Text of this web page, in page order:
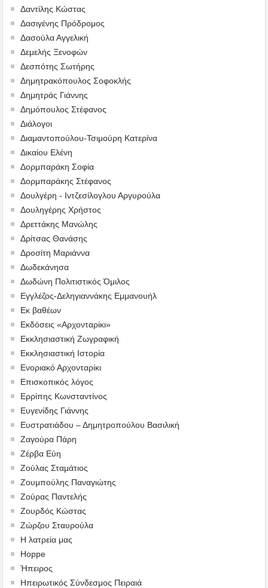
Δαντίλης Κώστας
Δασιγένης Πρόδρομος
Δασούλα Αγγελική
Δεμελής Ξενοφών
Δεσπότης Σωτήρης
Δημητρακόπουλος Σοφοκλής
Δημητράς Γιάννης
Δημόπουλος Στέφανος
Διάλογοι
Διαμαντοπούλου-Τσιμούρη Κατερίνα
Δικαίου Ελένη
Δορμπαράκη Σοφία
Δορμπαράκης Στέφανος
Δουλγέρη - Ιντζεσίλογλου Αργυρούλα
Δουληγέρης Χρήστος
Δρεττάκης Μανώλης
Δρίτσας Θανάσης
Δροσίτη Μαριάννα
Δωδεκάνησα
Δωδώνη Πολιτιστικός Όμιλος
Εγγλέζος-Δεληγιαννάκης Εμμανουήλ
Εκ βαθέων
Εκδόσεις «Αρχονταρίκι»
Εκκλησιαστική Ζωγραφική
Εκκλησιαστική Ιστορία
Ενοριακό Αρχονταρίκι
Επισκοπικός λόγος
Ερρίπης Κωνσταντίνος
Ευγενίδης Γιάννης
Ευστρατιάδου – Δημητροπούλου Βασιλική
Ζαγούρα Πάρη
Ζέρβα Εύη
Ζούλας Σταμάτιος
Ζουμπούλης Παναγιώτης
Ζούρας Παντελής
Ζουρδός Κώστας
Ζώρζου Σταυρούλα
Η λατρεία μας
Hoppe
Ήπειρος
Ηπειρωτικός Σύνδεσμος Πειραιά